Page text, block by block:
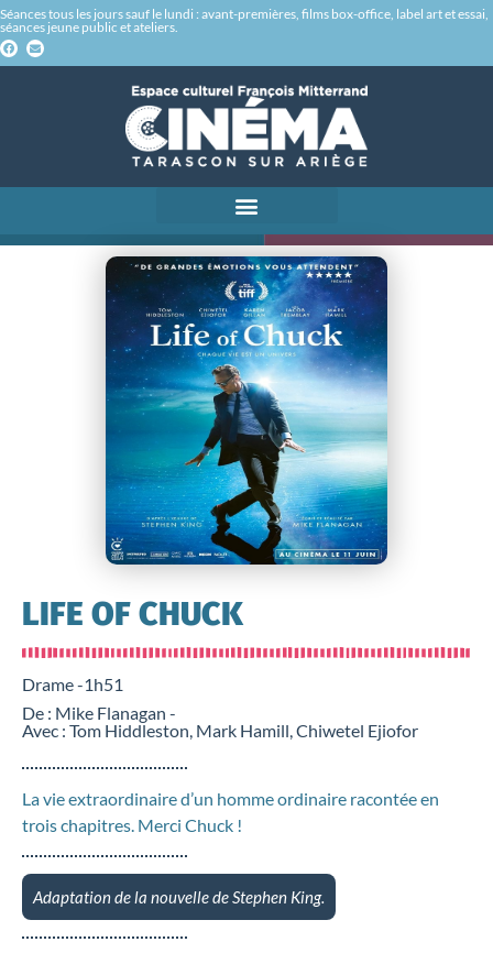
Séances tous les jours sauf le lundi : avant-premières, films box-office, label art et essai,
séances jeune public et ateliers.
LIFE OF CHUCK
Drame -1h51
De : Mike Flanagan -
Avec : Tom Hiddleston, Mark Hamill, Chiwetel Ejiofor
La vie extraordinaire d’un homme ordinaire racontée en
trois chapitres. Merci Chuck !
Adaptation de la nouvelle de Stephen King.